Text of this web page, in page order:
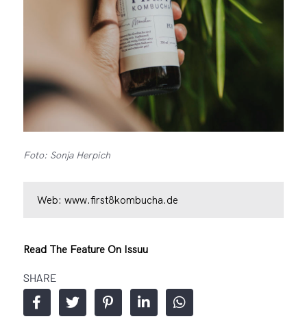
Foto: Sonja Herpich
Web: www.first8kombucha.de
Read The Feature On Issuu
SHARE